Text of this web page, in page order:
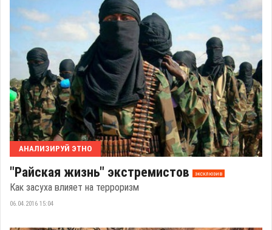
АНАЛИЗИРУЙ ЭТНО
"Райская жизнь" экстремистов эксклюзив
Как засуха влияет на терроризм
06.04.2016 15:04